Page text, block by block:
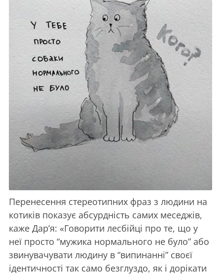
Перенесення стереотипних фраз з людини на
котиків показує абсурдність самих меседжів,
каже Дар’я: «Говорити лесбійці про те, що у
неї просто “мужика нормального не було” або
звинувачувати людину в “випинанні” своєї
ідентичності так само безглуздо, як і дорікати